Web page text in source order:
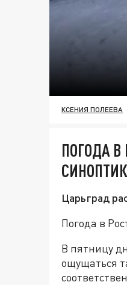
КСЕНИЯ ПОЛЕЕВА
ПОГОДА В
Царьград
Погода в
В пятницу
ощущаться